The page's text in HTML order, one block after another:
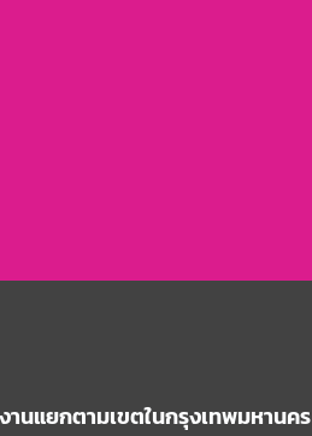
านแยกตามเขตในกรุงเทพมหานคร